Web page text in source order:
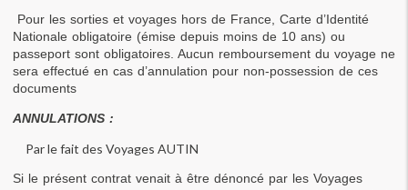
Pour les sorties et voyages hors de France, Carte d’Identité
Nationale obligatoire (émise depuis moins de 10 ans) ou
passeport sont obligatoires. Aucun remboursement du voyage ne
sera effectué en cas d’annulation pour non-possession de ces
documents
ANNULATIONS :
Par le fait des Voyages AUTIN
Si le présent contrat venait à être dénoncé par les Voyages